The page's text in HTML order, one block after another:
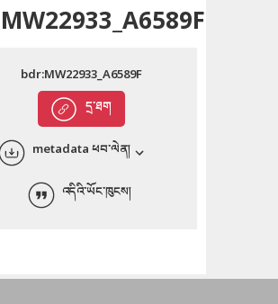
English
ភាសាខ្មែរ
དྲ་ཐག
bdr:MW22933_A6589F
metadata ཕབ་ལེན།
འདིའི་ཡོང་ཁུངས།